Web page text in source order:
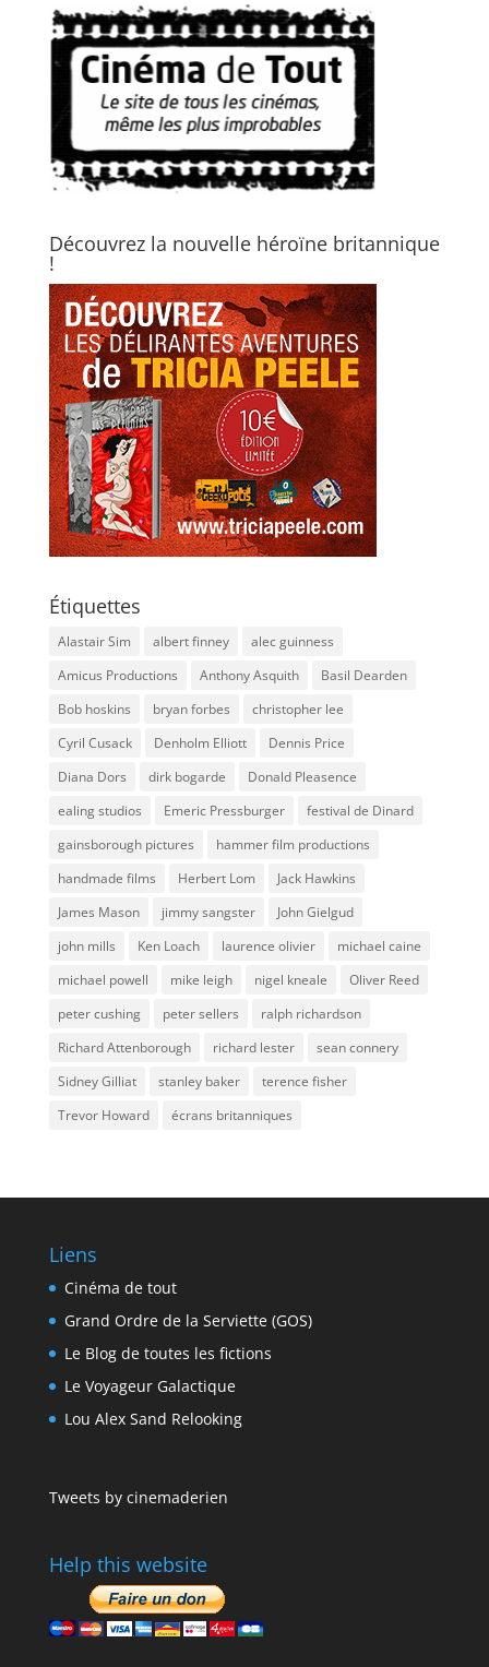
Découvrez la nouvelle héroïne britannique
!
Étiquettes
Alastair Sim albert finney
alec guinness
Amicus Productions
Anthony Asquith
Basil Dearden
Bob hoskins
bryan forbes
christopher lee
Cyril Cusack
Denholm Elliott
Dennis Price
Diana Dors
dirk bogarde
Donald Pleasence
ealing studios
Emeric Pressburger
festival de Dinard
gainsborough pictures
hammer film productions
handmade films
Herbert Lom
Jack Hawkins
James Mason
jimmy sangster
John Gielgud
john mills
Ken Loach laurence olivier
michael caine
michael powell
mike leigh nigel kneale
Oliver Reed
peter cushing
peter sellers
ralph richardson
Richard Attenborough
richard lester
sean connery
Sidney Gilliat
stanley baker
terence fisher
Trevor Howard
écrans britanniques
Liens
Cinéma de tout
Grand Ordre de la Serviette (GOS)
Le Blog de toutes les fictions
Le Voyageur Galactique
Lou Alex Sand Relooking
Tweets by cinemaderien
Help this website